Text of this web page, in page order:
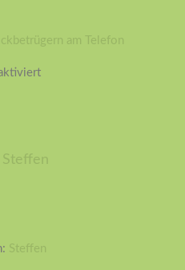
am Telefon
Steffen
Steffen